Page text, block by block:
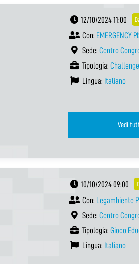
12/10/2024 11:00
Con: EMERGENCY
Sede: Centro
Tipologia: Challenge
Lingua: Italiano
Vedi
10/10/2024 09:00
Con: Legambiente
Sede: Centro
Tipologia: Gioco
Lingua: Italiano